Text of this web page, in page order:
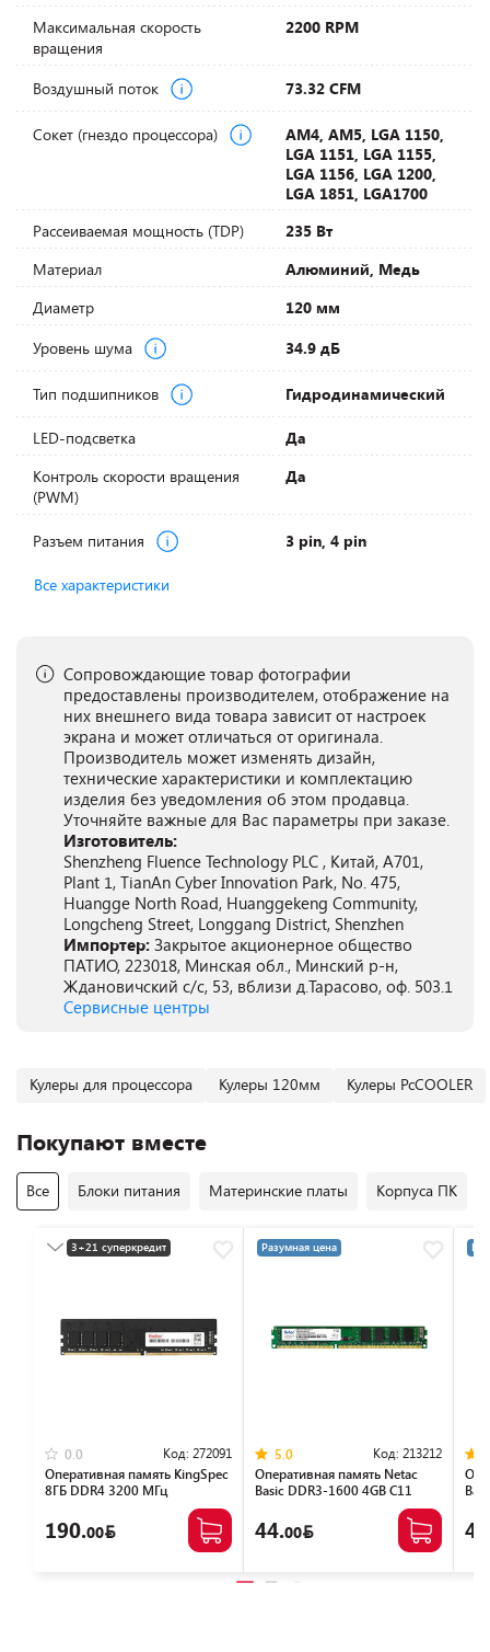
Максимальная скорость
вращения
2200 RPM
Воздушный поток 73.32 CFM
Сокет (гнездо процессора)
AM4, AM5, LGA 1150,
LGA 1151, LGA 1155,
LGA 1156, LGA 1200,
LGA 1851, LGA1700
Рассеиваемая мощность (TDP)
235 Вт
Материал
Алюминий, Медь
Диаметр
120 мм
Уровень шума
34.9 дБ
Тип подшипников Гидродинамический
LED-подсветка
Да
Контроль скорости вращения
(PWM)
Да
Разъем питания 3 pin, 4 pin
Все характеристики
Сопровождающие товар фотографии
предоставлены производителем, отображение на
них внешнего вида товара зависит от настроек
экрана и может отличаться от оригинала.
Производитель может изменять дизайн,
технические характеристики и комплектацию
изделия без уведомления об этом продавца.
Уточняйте важные для Вас параметры при заказе.
Изготовитель:
Shenzheng Fluence Technology PLC , Китай, A701,
Plant 1, TianAn Cyber Innovation Park, No. 475,
Huangge North Road, Huanggekeng Community,
Longcheng Street, Longgang District, Shenzhen
Импортер: Закрытое акционерное общество
ПАТИО, 223018, Минская обл., Минский р-н,
Ждановичский с/с, 53, вблизи д.Тарасово, оф. 503.1
Сервисные центры
Кулеры для процессора Кулеры 120мм Кулеры PcCOOLER
Покупают вместе
Все Блоки питания Материнские платы Корпуса ПК
3+21 суперкредит
0.0 Код: 272091
Оперативная память KingSpec
8ГБ DDR4 3200 МГц
190.00
Разумная цена
5.0 Код: 213212
Оперативная память Netac
Basic DDR3-1600 4GB C11
44.00